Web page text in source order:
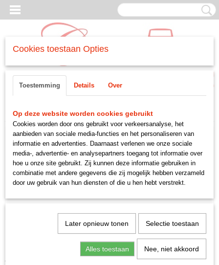
Inloggen Registreren
(0)
Home>DIVERSEN>-gebruikte delen>Drukplaat koppeling non verto.
Drukplaat koppeling non
Cookies toestaan Opties
Toestemming Details Over
Op deze website worden cookies gebruikt
Cookies worden door ons gebruikt voor verkeersanalyse, het
aanbieden van sociale media-functies en het personaliseren van
informatie en advertenties. Daarnaast verlenen we onze sociale
media-, advertentie- en analysepartners toegang tot informatie over
hoe u onze site gebruikt. Zij kunnen deze informatie gebruiken in
combinatie met andere gegevens die zij mogelijk hebben verzameld
door uw gebruik van hun diensten of die u hen hebt verstrekt.
Later opnieuw tonen Selectie toestaan
Alles toestaan Nee, niet akkoord